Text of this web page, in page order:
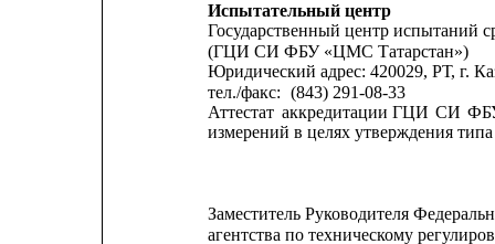
Испытательный центр
Государственный центр испытаний
(ГЦИ СИ ФБУ «ЦМС Татарстан»)
Юридический адрес: 420029, РТ, г.
тел./факс: (843) 291-08-33
Аттестат аккредитации ГЦИ СИ
измерений в целях утверждения
Заместитель Руководителя
агентства по техническому